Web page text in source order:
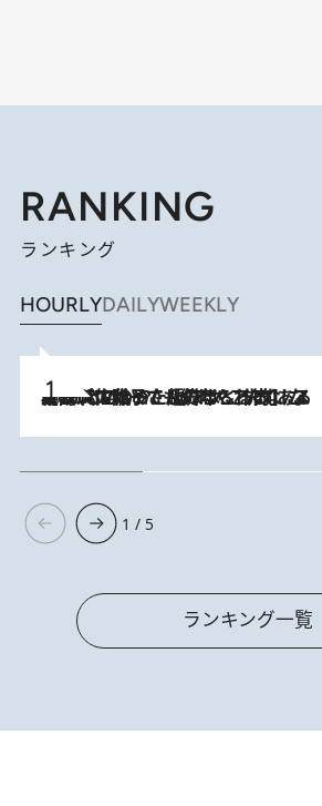
RANKING
ランキング
HOURLYDAILYWEEKLY
2026.8.5
【阿川佐和子さんの年とる力】なぜ70代で始めた趣味は“こんなに楽しい”のか？ ピアノ、俳句…スランプに陥っても続けられる“ある秘訣”とは
1 / 5
ランキング一覧